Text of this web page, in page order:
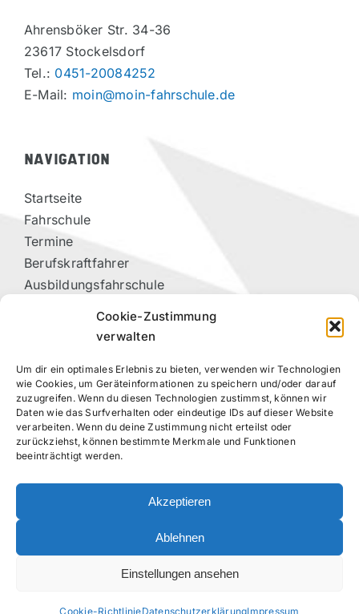
Cookie-Zustimmung
verwalten
Um dir ein optimales Erlebnis zu bieten, verwenden wir Technologien
wie Cookies, um Geräteinformationen zu speichern und/oder darauf
zuzugreifen. Wenn du diesen Technologien zustimmst, können wir
Daten wie das Surfverhalten oder eindeutige IDs auf dieser Website
verarbeiten. Wenn du deine Zustimmung nicht erteilst oder
zurückziehst, können bestimmte Merkmale und Funktionen
beeinträchtigt werden.
Akzeptieren
Ablehnen
Einstellungen ansehen
Cookie-RichtlinieDatenschutzerklärungImpressum
Ahrensböker Str. 34-36
23617 Stockelsdorf
Tel.: 0451-20084252
E-Mail: moin@moin-fahrschule.de
NAVIGATION
Startseite
Fahrschule
Termine
Berufskraftfahrer
Ausbildungsfahrschule
RECHTLICHES
Datenschutzerklärung
Impressum
Cookie-Richtlinie (EU)
©2026 – Moin Fahrschule Stockelsdorf – Daniel Kahns